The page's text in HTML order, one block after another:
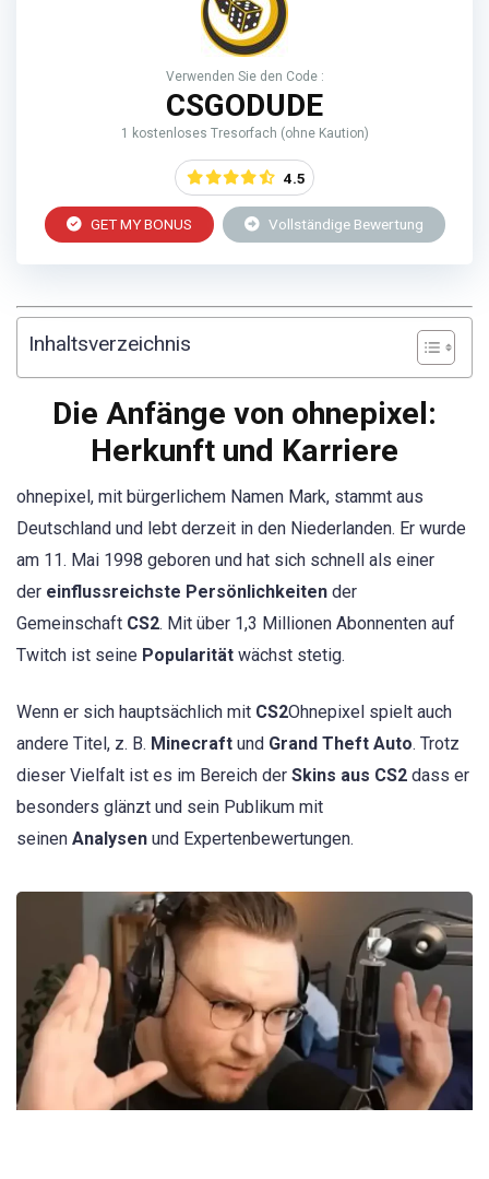
Verwenden Sie den Code :
CSGODUDE
1 kostenloses Tresorfach (ohne Kaution)
4.5
GET MY BONUS Vollständige Bewertung
Inhaltsverzeichnis
Die Anfänge von ohnepixel:
Herkunft und Karriere
ohnepixel, mit bürgerlichem Namen Mark, stammt aus
Deutschland und lebt derzeit in den Niederlanden. Er wurde
am 11. Mai 1998 geboren und hat sich schnell als einer
der einflussreichste Persönlichkeiten der
Gemeinschaft CS2. Mit über 1,3 Millionen Abonnenten auf
Twitch ist seine Popularität wächst stetig.
Wenn er sich hauptsächlich mit CS2Ohnepixel spielt auch
andere Titel, z. B. Minecraft und Grand Theft Auto. Trotz
dieser Vielfalt ist es im Bereich der Skins aus CS2 dass er
besonders glänzt und sein Publikum mit
seinen Analysen und Expertenbewertungen.